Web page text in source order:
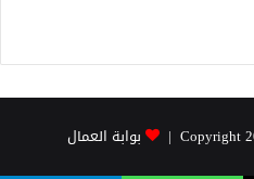
بوابة العمال